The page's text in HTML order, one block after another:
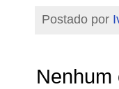
Postado por
Nenhum